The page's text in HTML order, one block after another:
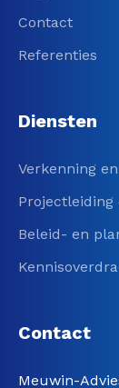
Contact
Referenties
Diensten
Verkenning
Projectleiding
Beleid- en
Contact
Meuwin-